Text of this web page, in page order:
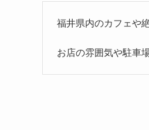
福井県内のカフェや
お店の雰囲気や駐車